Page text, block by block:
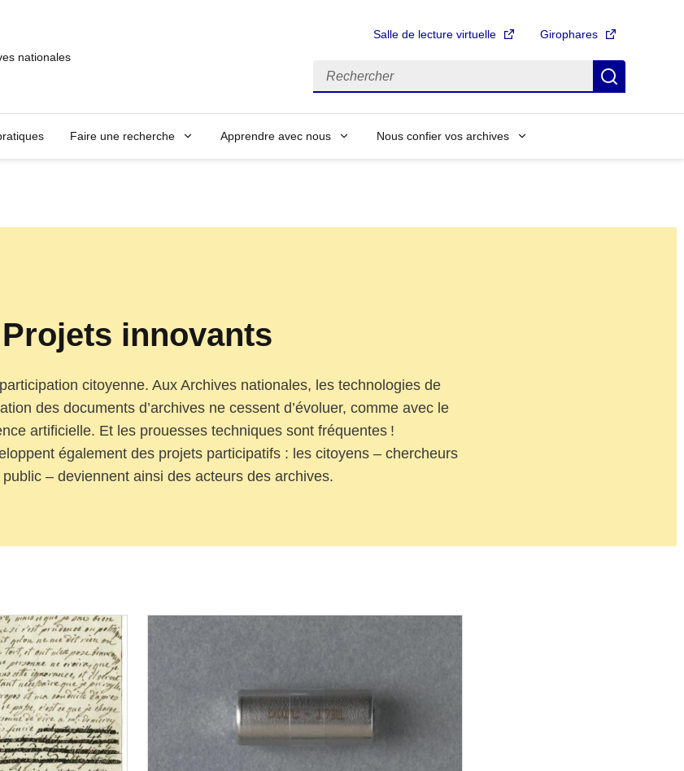
nationales
Salle de lecture virtuelle Girophares
Rechercher
Faire une recherche Apprendre avec nous Nous confier vos archives
Projets innovants
citoyenne. Aux Archives nationales, les technologies de
des documents d’archives ne cessent d’évoluer, comme avec le
artificielle. Et les prouesses techniques sont fréquentes !
également des projets participatifs : les citoyens – chercheurs
– deviennent ainsi des acteurs des archives.